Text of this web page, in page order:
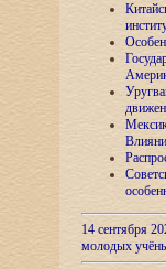
14 сентября
молодых